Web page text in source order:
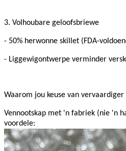
3. Volhoubare geloofsbriewe
- 50% herwonne skillet (FDA-
- Liggewigontwerpe verminder
Waarom jou keuse van
Vennootskap met 'n fabriek (nie 'n
voordele: